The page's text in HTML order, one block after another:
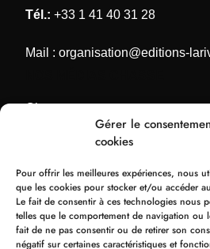
Gérer le
cookies
Pour offrir les meilleures expériences, nous
que les cookies pour stocker et/ou accéder
Le fait de consentir à ces technologies nous
telles que le comportement de navigation ou
fait de ne pas consentir ou de retirer son
négatif sur certaines caractéristiques et
Tél.: +33 1 41 40 31 28
Mail : organisation@editions-
Chassons.com
Connaissance de la chasse
Armes de Chasse
NOS ORGANISATIONS
Bol d’Or